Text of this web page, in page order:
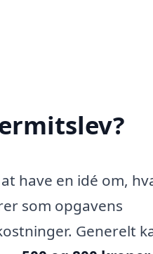
have en idé om,
som opgavens
Generelt